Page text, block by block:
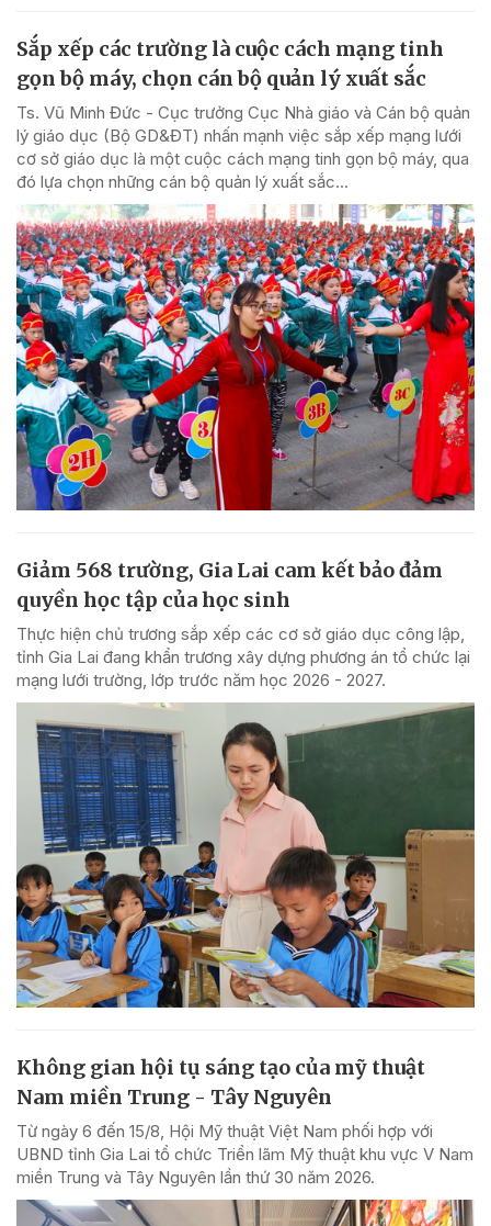
Sắp xếp các trường là cuộc cách mạng tinh
gọn bộ máy, chọn cán bộ quản lý xuất sắc
Ts. Vũ Minh Đức - Cục trưởng Cục Nhà giáo và Cán bộ quản
lý giáo dục (Bộ GD&ĐT) nhấn mạnh việc sắp xếp mạng lưới
cơ sở giáo dục là một cuộc cách mạng tinh gọn bộ máy, qua
đó lựa chọn những cán bộ quản lý xuất sắc...
Giảm 568 trường, Gia Lai cam kết bảo đảm
quyền học tập của học sinh
Thực hiện chủ trương sắp xếp các cơ sở giáo dục công lập,
tỉnh Gia Lai đang khẩn trương xây dựng phương án tổ chức lại
mạng lưới trường, lớp trước năm học 2026 - 2027.
Không gian hội tụ sáng tạo của mỹ thuật
Nam miền Trung - Tây Nguyên
Từ ngày 6 đến 15/8, Hội Mỹ thuật Việt Nam phối hợp với
UBND tỉnh Gia Lai tổ chức Triển lãm Mỹ thuật khu vực V Nam
miền Trung và Tây Nguyên lần thứ 30 năm 2026.